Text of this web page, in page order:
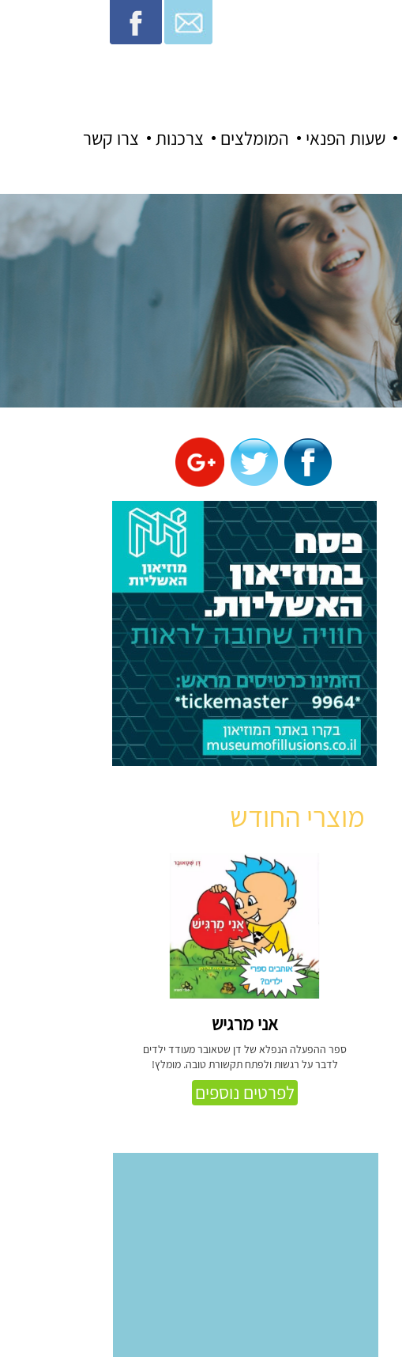
צרו קשר צרכנות המומלצים שעות הפנאי
מוצרי החודש
אני מרגיש
ספר ההפעלה הנפלא של דן שטאובר מעודד ילדים
לדבר על רגשות ולפתח תקשורת טובה. מומלץ!
לפרטים נוספים